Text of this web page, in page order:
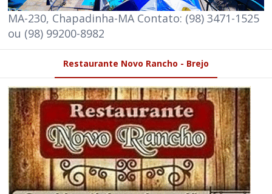
MA-230, Chapadinha-MA Contato: (98) 3471-1525
ou (98) 99200-8982
Restaurante Novo Rancho - Brejo